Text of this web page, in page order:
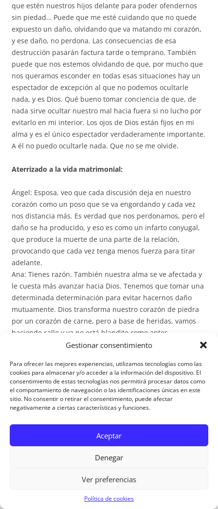
Gestionar consentimiento
Para ofrecer las mejores experiencias, utilizamos tecnologías como las
cookies para almacenar y/o acceder a la información del dispositivo. El
consentimiento de estas tecnologías nos permitirá procesar datos como
el comportamiento de navegación o las identificaciones únicas en este
sitio. No consentir o retirar el consentimiento, puede afectar
negativamente a ciertas características y funciones.
Aceptar
Denegar
Ver preferencias
Política de cookies
que estén nuestros hijos delante para poder ofendernos
sin piedad… Puede que me esté cuidando que no quede
expuesto un daño, olvidando que va matando mi corazón,
y ese daño, no perdona. Las consecuencias de esa
destrucción pasarán factura tarde o temprano. También
puede que nos estemos olvidando de que, por mucho que
nos queramos esconder en todas esas situaciones hay un
espectador de excepción al que no podemos ocultarle
nada, y es Dios. Qué bueno tomar conciencia de que, de
nada sirve ocultar nuestro mal hacia fuera si no lucho por
evitarlo en mi interior. Los ojos de Dios están fijos en mi
alma y es el único espectador verdaderamente importante.
A él no puedo ocultarle nada. Que no se me olvide.
Aterrizado a la vida matrimonial:
Ángel: Esposa, veo que cada discusión deja en nuestro
corazón como un poso que se va engordando y cada vez
nos distancia más. Es verdad que nos perdonamos, pero el
daño se ha producido, y eso es como un infarto conyugal,
que produce la muerte de una parte de la relación,
provocando que cada vez tenga menos fuerza para tirar
adelante.
Ana: Tienes razón. También nuestra alma se ve afectada y
le cuesta más avanzar hacia Dios. Tenemos que tomar una
determinada determinación para evitar hacernos daño
mutuamente. Dios transforma nuestro corazón de piedra
por un corazón de carne, pero a base de heridas, vamos
haciendo callo y ya no está blandito como antes.
Ángel: Nos jugamos mucho, Ana. Nuestra vocación, el
poner más empeño.
Ana: Tenemos que vivir más en lo profundo, más cerca de
Dios, crear más ambiente de Dios entre nosotros. Sólo Dios
puede protegernos y hacer nuevas todas las cosas.
Ángel: Me parece bien. Te amo y quiero amarte más.
Ana: Te amo y quiero amarte más.
Las cosas de Dios son hermosas. A veces hemos
descubierto caminos erróneos porque no eran hermosos.